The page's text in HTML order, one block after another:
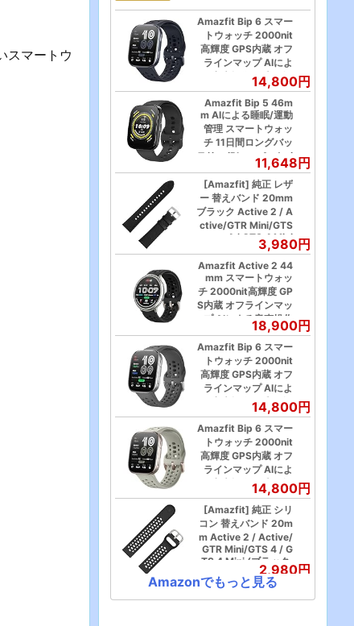
スマートウ
Amazfit Bip 6 スマー
トウォッチ 2000nit
高輝度 GPS内蔵 オフ
ラインマップ AIによ
る音声操作と睡眠/運
動管理 心拍 睡眠 スト
レス 健康管理 140+ス
ポーツモード ナビゲ
ーション ルートイン
ポート 14日間バッテ
リー持続 (ブラック)
14,800円
Amazfit Bip 5 46m
m AIによる睡眠/運動
管理 スマートウォッ
チ 11日間ロングバッ
テリー iPhone Androi
d対応 大画面 通話機
能 着信通知 Line アプ
リ通知 GPS内蔵 健康
管理 120種類スポー
ツモード Alexa対応
天気 音楽コントロー
ル TO-DOリスト カレ
ンダー ミニアプリ IP
68生活防水 Google F
it 連携（ソフトブラッ
ク）
11,648円
[Amazfit] 純正 レザ
ー 替えバンド 20mm
ブラック Active 2 / A
ctive/GTR Mini/GTS
4 / GTS 4 Mini
3,980円
Amazfit Active 2 44
mm スマートウォッ
チ 2000nit高輝度 GP
S内蔵 オフラインマッ
プ AIによる音声操作
と睡眠/運動管理 心拍
睡眠 健康管理 160+ス
ポーツモード ナビゲ
ーション ルートイン
ポート 10日間バッテ
リー持続 丸型(ブラッ
クシリコン)
18,900円
Amazfit Bip 6 スマー
トウォッチ 2000nit
高輝度 GPS内蔵 オフ
ラインマップ AIによ
る音声操作と睡眠/運
動管理 心拍 睡眠 スト
レス 健康管理 140+ス
ポーツモード ナビゲ
ーション ルートイン
ポート 14日間バッテ
リー持続 (チャコー
ル)
14,800円
Amazfit Bip 6 スマー
トウォッチ 2000nit
高輝度 GPS内蔵 オフ
ラインマップ AIによ
る音声操作と睡眠/運
動管理 心拍 睡眠 スト
レス 健康管理 140+ス
ポーツモード ナビゲ
ーション ルートイン
ポート 14日間バッテ
リー持続 (ストーン)
14,800円
[Amazfit] 純正 シリ
コン 替えバンド 20m
m Active 2 / Active/
GTR Mini/GTS 4 / G
TS 4 Mini (ブラック,
シリコン)
2,980円
Amazfit Active 2 44
mm スマートウォッ
Amazonでもっと見る